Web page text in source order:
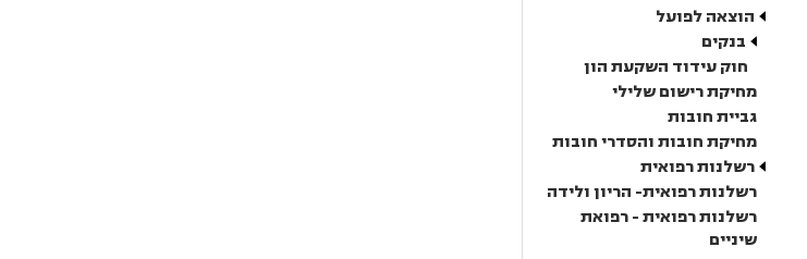
הוצאה לפועל
בנקים
חוק עידוד השקעת הון
מחיקת רישום שלילי
גביית חובות
מחיקת חובות והסדרי חובות
רשלנות רפואית
רשלנות רפואית- הריון ולידה
רשלנות רפואית - רפואת
שיניים